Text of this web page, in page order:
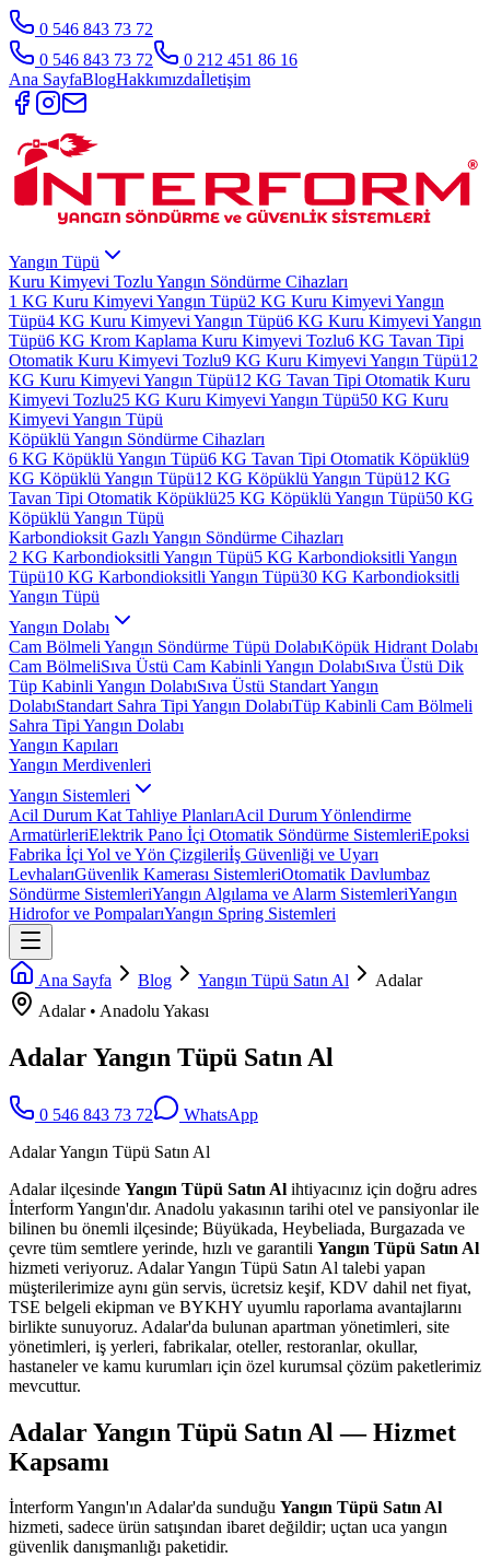
0 546 843 73 72
0 546 843 73 72
0 212 451 86 16
Ana SayfaBlogHakkımızdaİletişim
Yangın Tüpü
Kuru Kimyevi Tozlu Yangın Söndürme Cihazları
1 KG Kuru Kimyevi Yangın Tüpü2 KG Kuru Kimyevi Yangın
Tüpü4 KG Kuru Kimyevi Yangın Tüpü6 KG Kuru Kimyevi Yangın
Tüpü6 KG Krom Kaplama Kuru Kimyevi Tozlu6 KG Tavan Tipi
Otomatik Kuru Kimyevi Tozlu9 KG Kuru Kimyevi Yangın Tüpü12
KG Kuru Kimyevi Yangın Tüpü12 KG Tavan Tipi Otomatik Kuru
Kimyevi Tozlu25 KG Kuru Kimyevi Yangın Tüpü50 KG Kuru
Kimyevi Yangın Tüpü
Köpüklü Yangın Söndürme Cihazları
6 KG Köpüklü Yangın Tüpü6 KG Tavan Tipi Otomatik Köpüklü9
KG Köpüklü Yangın Tüpü12 KG Köpüklü Yangın Tüpü12 KG
Tavan Tipi Otomatik Köpüklü25 KG Köpüklü Yangın Tüpü50 KG
Köpüklü Yangın Tüpü
Karbondioksit Gazlı Yangın Söndürme Cihazları
2 KG Karbondioksitli Yangın Tüpü5 KG Karbondioksitli Yangın
Tüpü10 KG Karbondioksitli Yangın Tüpü30 KG Karbondioksitli
Yangın Tüpü
Yangın Dolabı
Cam Bölmeli Yangın Söndürme Tüpü DolabıKöpük Hidrant Dolabı
Cam BölmeliSıva Üstü Cam Kabinli Yangın DolabıSıva Üstü Dik
Tüp Kabinli Yangın DolabıSıva Üstü Standart Yangın
DolabıStandart Sahra Tipi Yangın DolabıTüp Kabinli Cam Bölmeli
Sahra Tipi Yangın Dolabı
Yangın Kapıları
Yangın Merdivenleri
Yangın Sistemleri
Acil Durum Kat Tahliye PlanlarıAcil Durum Yönlendirme
ArmatürleriElektrik Pano İçi Otomatik Söndürme SistemleriEpoksi
Fabrika İçi Yol ve Yön Çizgileriİş Güvenliği ve Uyarı
LevhalarıGüvenlik Kamerası SistemleriOtomatik Davlumbaz
Söndürme SistemleriYangın Algılama ve Alarm SistemleriYangın
Hidrofor ve PompalarıYangın Spring Sistemleri
Ana Sayfa Blog Yangın Tüpü Satın Al
Adalar
Adalar• Anadolu Yakası
Adalar Yangın Tüpü Satın Al
0 546 843 73 72
WhatsApp
Adalar Yangın Tüpü Satın Al
Adalar ilçesinde Yangın Tüpü Satın Al ihtiyacınız için doğru adres
İnterform Yangın'dır. Anadolu yakasının tarihi otel ve pansiyonlar ile
bilinen bu önemli ilçesinde; Büyükada, Heybeliada, Burgazada ve
çevre tüm semtlere yerinde, hızlı ve garantili Yangın Tüpü Satın Al
hizmeti veriyoruz. Adalar Yangın Tüpü Satın Al talebi yapan
müşterilerimize aynı gün servis, ücretsiz keşif, KDV dahil net fiyat,
TSE belgeli ekipman ve BYKHY uyumlu raporlama avantajlarını
birlikte sunuyoruz. Adalar'da bulunan apartman yönetimleri, site
yönetimleri, iş yerleri, fabrikalar, oteller, restoranlar, okullar,
hastaneler ve kamu kurumları için özel kurumsal çözüm paketlerimiz
mevcuttur.
Adalar Yangın Tüpü Satın Al — Hizmet
Kapsamı
İnterform Yangın'ın Adalar'da sunduğu Yangın Tüpü Satın Al
hizmeti, sadece ürün satışından ibaret değildir; uçtan uca yangın
güvenlik danışmanlığı paketidir.